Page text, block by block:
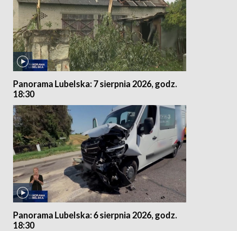
Panorama Lubelska: 7 sierpnia 2026, godz.
18:30
Panorama Lubelska: 6 sierpnia 2026, godz.
18:30